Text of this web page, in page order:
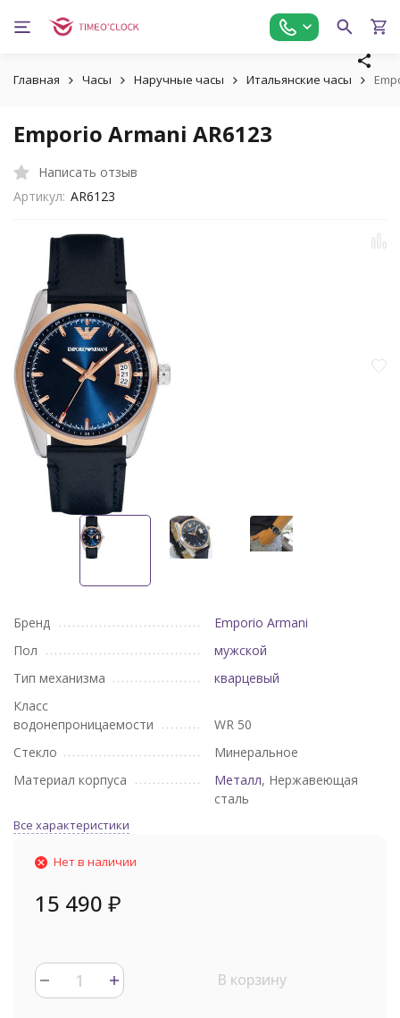
Главная Часы Наручные часы Итальянские часы
Emporio Armani AR6123
Написать отзыв
Артикул: AR6123
Бренд
Emporio Armani
Пол
мужской
Тип механизма
кварцевый
Класс
водонепроницаемости
WR 50
Стекло
Минеральное
Материал корпуса
Металл, Нержавеющая
сталь
Все характеристики
Нет в наличии
15 490 ₽
В корзину